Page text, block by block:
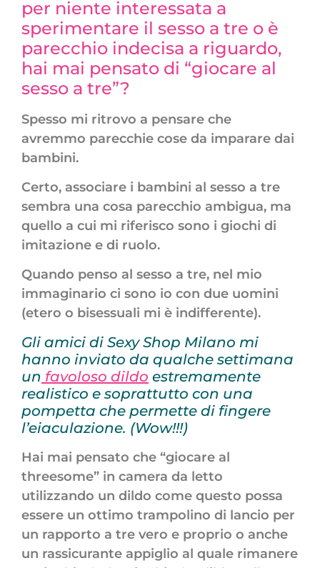
per niente interessata a
sperimentare il sesso a tre o è
parecchio indecisa a riguardo,
hai mai pensato di “giocare al
sesso a tre”?
Spesso mi ritrovo a pensare che
avremmo parecchie cose da imparare dai
bambini.
Certo, associare i bambini al sesso a tre
sembra una cosa parecchio ambigua, ma
quello a cui mi riferisco sono i giochi di
imitazione e di ruolo.
Quando penso al sesso a tre, nel mio
immaginario ci sono io con due uomini
(etero o bisessuali mi è indifferente).
Gli amici di Sexy Shop Milano mi
hanno inviato da qualche settimana
un favoloso dildo estremamente
realistico e soprattutto con una
pompetta che permette di fingere
l’eiaculazione. (Wow!!!)
Hai mai pensato che “giocare al
threesome” in camera da letto
utilizzando un dildo come questo possa
essere un ottimo trampolino di lancio per
un rapporto a tre vero e proprio o anche
un rassicurante appiglio al quale rimanere